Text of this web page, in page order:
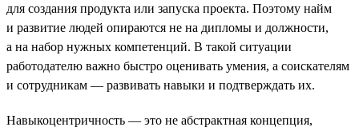
для создания продукта или запуска проекта. Поэтому найм
и развитие людей опираются не на дипломы и должности,
а на набор нужных компетенций. В такой ситуации
работодателю важно быстро оценивать умения, а соискателям
и сотрудникам — развивать навыки и подтверждать их.
Навыкоцентричность — это не абстрактная концепция,